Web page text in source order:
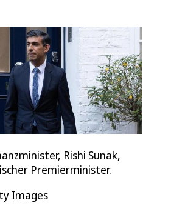
Rishi Sunak,
Premierminister.
Images